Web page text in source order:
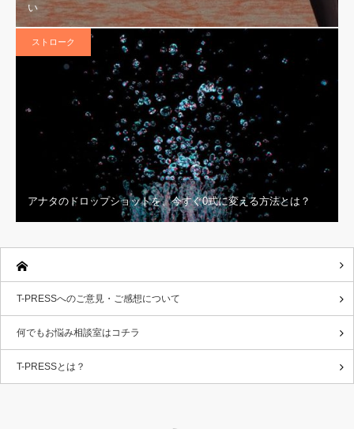
い
ストローク
アナタのドロップショットを、今すぐ0式に変える方法とは？
T-PRESSへのご意見・ご感想について
何でもお悩み相談室はコチラ
T-PRESSとは？